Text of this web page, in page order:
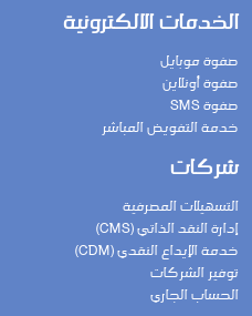
الخدمات الالكترونية
صفوة موبايل
صفوة أونلاين
صفوة SMS
خدمة التفويض المباشر
شركات
التسهيلات المصرفية
إدارة النقد الذاتي (CMS)
خدمة الإيداع النقدي (CDM)
توفير الشركات
الحساب الجاري